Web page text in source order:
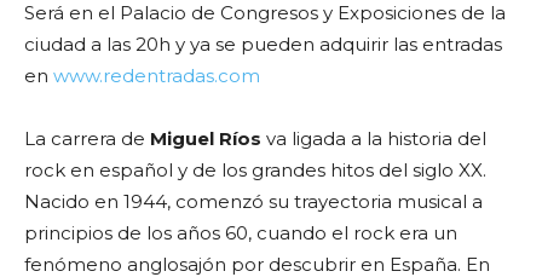
Será en el Palacio de Congresos y Exposiciones de la
ciudad a las 20h y ya se pueden adquirir las entradas
en www.redentradas.com
La carrera de Miguel Ríos va ligada a la historia del
rock en español y de los grandes hitos del siglo XX.
Nacido en 1944, comenzó su trayectoria musical a
principios de los años 60, cuando el rock era un
fenómeno anglosajón por descubrir en España. En